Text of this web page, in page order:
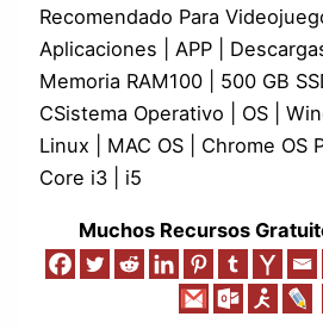
Recomendado Para
Aplicaciones | APP |
Memoria RAM100 | 500 GB
CSistema Operativo | OS |
Linux | MAC OS | Chrome OS
Core i3 | i5
Muchos Recursos